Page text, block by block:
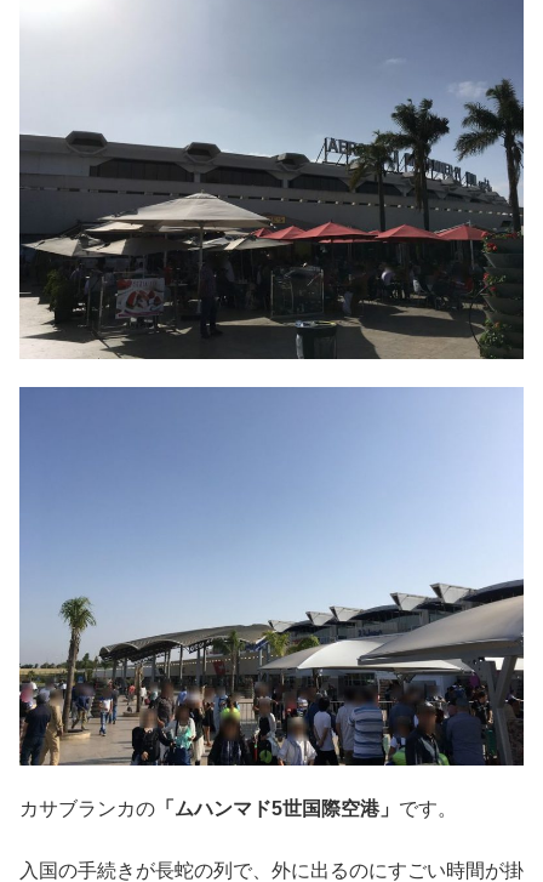
カサブランカの 「ムハンマド5世国際空港」 です。
入国の手続きが長蛇の列で、外に出るのにすごい時間が掛